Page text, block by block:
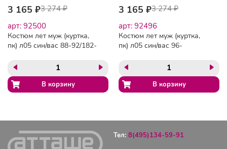
3 165 ₽3 274 ₽
арт: 92500
Костюм лет муж (куртка,
пк) л05 син/вас 88-92/182-
3 165 ₽3 274 ₽
арт: 92496
Костюм лет муж (куртка,
пк) л05 син/вас 96-
Тел: 8(495)134-59-91